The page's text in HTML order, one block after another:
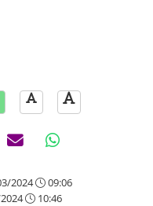
2024 09:06
10:46